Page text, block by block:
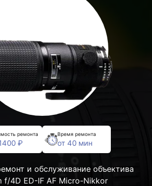
ремонта
₽
Время ремонта
от 40 мин
и обслуживание объектива
f/4D ED-IF AF Micro-Nikkor